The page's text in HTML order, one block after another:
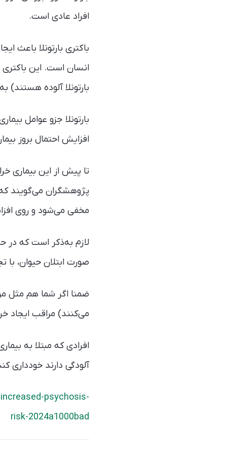
افراد عادی است.
باکتری بارتونلا باعث
انسان است. این باکتری
بارتونلا آلوده
بارتونلا جزو عوامل
افزایش احتمال بروز
تا پیش از این بیماری
پژوهشگران می‌گویند
مخفی می‌شود و روی
لازم به‌ذکر است که در
صورت ابتلان حیوان، با
ضمنا اگر شما هم مثل
می‌کنند) مراقب ایجاد
افرادی که مبتلا به
آلودگی دارند خودداری
psychosis-
risk-2024a1000bad